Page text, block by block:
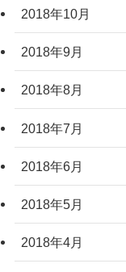
2018年10月
2018年9月
2018年8月
2018年7月
2018年6月
2018年5月
2018年4月